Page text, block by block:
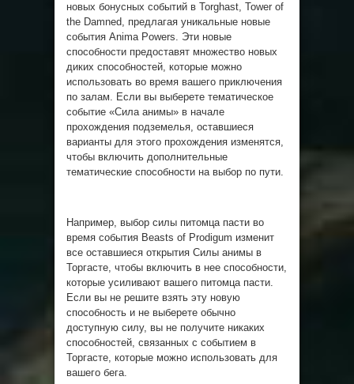
новых бонусных событий в Torghast, Tower of
the Damned, предлагая уникальные новые
события Anima Powers. Эти новые
способности предоставят множество новых
диких способностей, которые можно
использовать во время вашего приключения
по залам. Если вы выберете тематическое
событие «Сила анимы» в начале
прохождения подземелья, оставшиеся
варианты для этого прохождения изменятся,
чтобы включить дополнительные
тематические способности на выбор по пути.
Например, выбор силы питомца пасти во
время события Beasts of Prodigum изменит
все оставшиеся открытия Силы анимы в
Торгасте, чтобы включить в нее способности,
которые усиливают вашего питомца пасти.
Если вы не решите взять эту новую
способность и не выберете обычно
доступную силу, вы не получите никаких
способностей, связанных с событием в
Торгасте, которые можно использовать для
вашего бега.